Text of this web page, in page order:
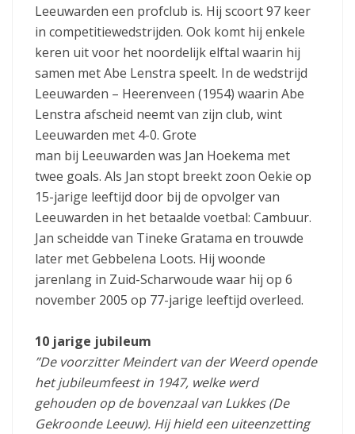
Leeuwarden een profclub is. Hij scoort 97 keer
in competitiewedstrijden. Ook komt hij enkele
keren uit voor het noordelijk elftal waarin hij
samen met Abe Lenstra speelt. In de wedstrijd
Leeuwarden – Heerenveen (1954) waarin Abe
Lenstra afscheid neemt van zijn club, wint
Leeuwarden met 4-0. Grote
man bij Leeuwarden was Jan Hoekema met
twee goals. Als Jan stopt breekt zoon Oekie op
15-jarige leeftijd door bij de opvolger van
Leeuwarden in het betaalde voetbal: Cambuur.
Jan scheidde van Tineke Gratama en trouwde
later met Gebbelena Loots. Hij woonde
jarenlang in Zuid-Scharwoude waar hij op 6
november 2005 op 77-jarige leeftijd overleed.
10 jarige jubileum
”De voorzitter Meindert van der Weerd opende
het jubileumfeest in 1947, welke werd
gehouden op de bovenzaal van Lukkes (De
Gekroonde Leeuw). Hij hield een uiteenzetting